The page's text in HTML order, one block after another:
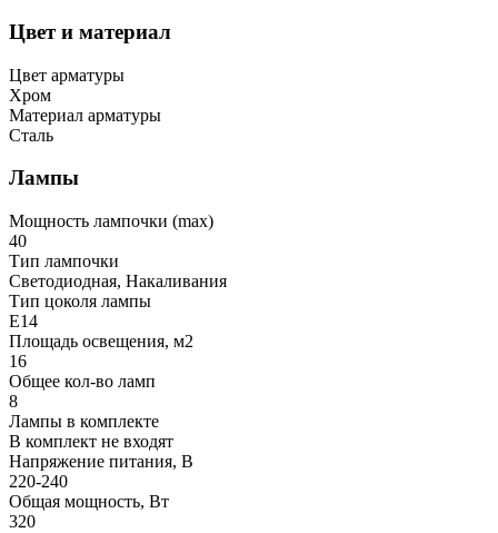
Цвет и материал
Цвет арматуры
Хром
Материал арматуры
Сталь
Лампы
Мощность лампочки (max)
40
Тип лампочки
Светодиодная, Накаливания
Тип цоколя лампы
E14
Площадь освещения, м2
16
Общее кол-во ламп
8
Лампы в комплекте
В комплект не входят
Напряжение питания, В
220-240
Общая мощность, Вт
320